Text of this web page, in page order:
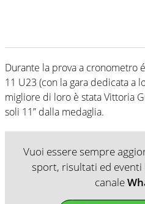
Durante la prova a cronometro
11 U23 (con la gara dedicata a
migliore di loro è stata Vittoria
soli 11” dalla medaglia.
Vuoi essere sempre
sport, risultati ed eventi
canale